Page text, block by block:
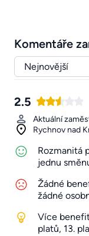
Komentáře
2.5
Aktuální
Rychnov nad
Rozmanitá
jednu
Žádné
žádné
Více
platů, 13.